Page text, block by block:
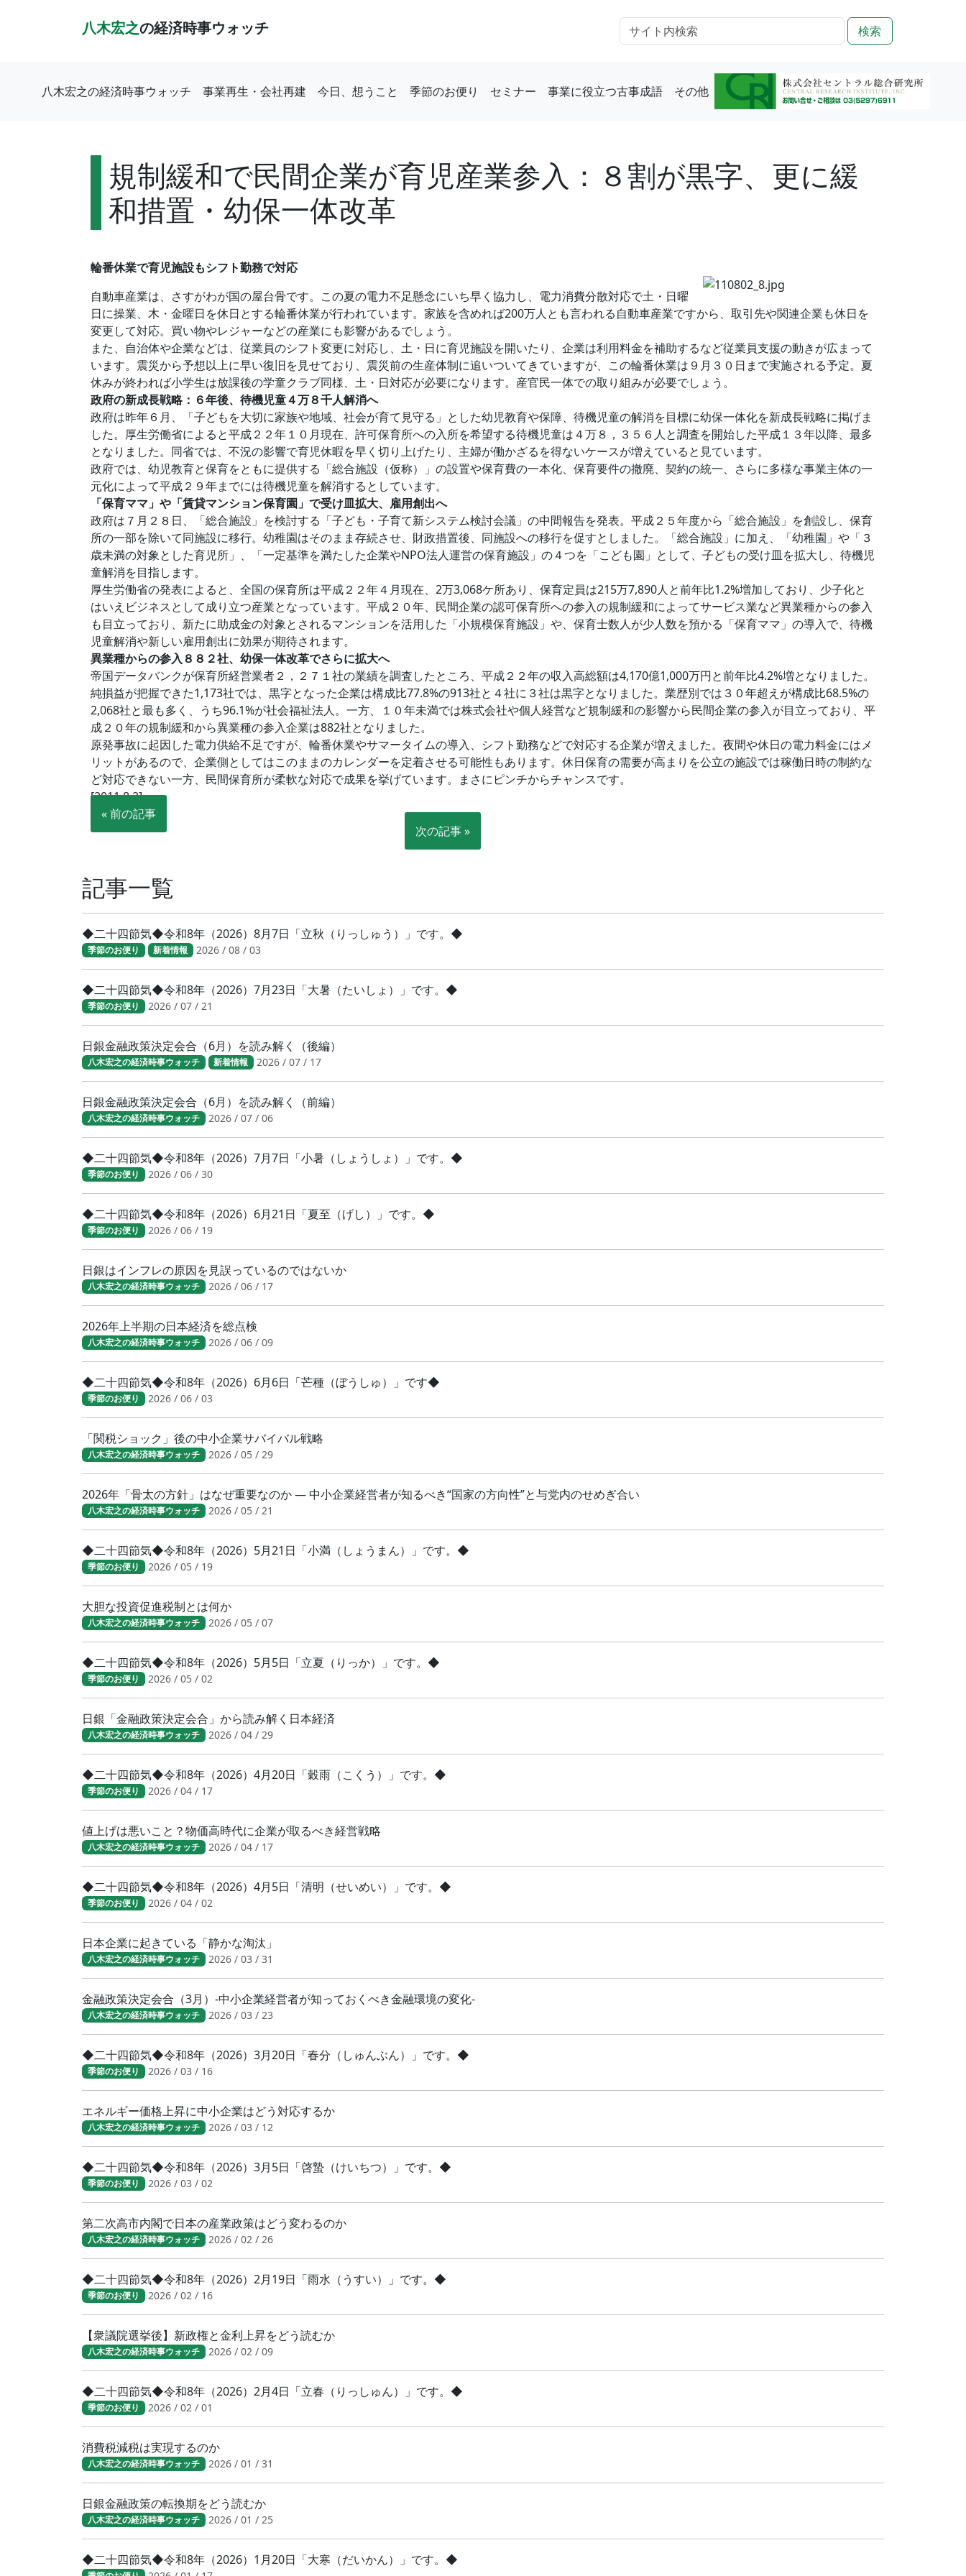
八木宏之の経済時事ウォッチ 検索
八木宏之の経済時事ウォッチ 事業再生・会社再建 今日、想うこと 季節のお便り セミナー 事業に役立つ古事成語 その他
規制緩和で民間企業が育児産業参入：８割が黒字、更に緩
和措置・幼保一体改革
輪番休業で育児施設もシフト勤務で対応
自動車産業は、さすがわが国の屋台骨です。この夏の電力不足懸念にいち早く協力し、電力消費分散対応で土・日曜
日に操業、木・金曜日を休日とする輪番休業が行われています。家族を含めれば200万人とも言われる自動車産業ですから、取引先や関連企業も休日を
変更して対応。買い物やレジャーなどの産業にも影響があるでしょう。
また、自治体や企業などは、従業員のシフト変更に対応し、土・日に育児施設を開いたり、企業は利用料金を補助するなど従業員支援の動きが広まって
います。震災から予想以上に早い復旧を見せており、震災前の生産体制に追いついてきていますが、この輪番休業は９月３０日まで実施される予定。夏
休みが終われば小学生は放課後の学童クラブ同様、土・日対応が必要になります。産官民一体での取り組みが必要でしょう。
政府の新成長戦略：６年後、待機児童４万８千人解消へ
政府は昨年６月、「子どもを大切に家族や地域、社会が育て見守る」とした幼児教育や保障、待機児童の解消を目標に幼保一体化を新成長戦略に掲げま
した。厚生労働省によると平成２２年１０月現在、許可保育所への入所を希望する待機児童は４万８，３５６人と調査を開始した平成１３年以降、最多
となりました。同省では、不況の影響で育児休暇を早く切り上げたり、主婦が働かざるを得ないケースが増えていると見ています。
政府では、幼児教育と保育をともに提供する「総合施設（仮称）」の設置や保育費の一本化、保育要件の撤廃、契約の統一、さらに多様な事業主体の一
元化によって平成２９年までには待機児童を解消するとしています。
「保育ママ」や「賃貸マンション保育園」で受け皿拡大、雇用創出へ
政府は７月２８日、「総合施設」を検討する「子ども・子育て新システム検討会議」の中間報告を発表。平成２５年度から「総合施設」を創設し、保育
所の一部を除いて同施設に移行。幼稚園はそのまま存続させ、財政措置後、同施設への移行を促すとしました。「総合施設」に加え、「幼稚園」や「３
歳未満の対象とした育児所」、「一定基準を満たした企業やNPO法人運営の保育施設」の４つを「こども園」として、子どもの受け皿を拡大し、待機児
童解消を目指します。
厚生労働省の発表によると、全国の保育所は平成２２年４月現在、2万3,068ケ所あり、保育定員は215万7,890人と前年比1.2%増加しており、少子化と
はいえビジネスとして成り立つ産業となっています。平成２０年、民間企業の認可保育所への参入の規制緩和によってサービス業など異業種からの参入
も目立っており、新たに助成金の対象とされるマンションを活用した「小規模保育施設」や、保育士数人が少人数を預かる「保育ママ」の導入で、待機
児童解消や新しい雇用創出に効果が期待されます。
異業種からの参入８８２社、幼保一体改革でさらに拡大へ
帝国データバンクが保育所経営業者２，２７１社の業績を調査したところ、平成２２年の収入高総額は4,170億1,000万円と前年比4.2%増となりました。
純損益が把握できた1,173社では、黒字となった企業は構成比77.8%の913社と４社に３社は黒字となりました。業歴別では３０年超えが構成比68.5%の
2,068社と最も多く、うち96.1%が社会福祉法人。一方、１０年未満では株式会社や個人経営など規制緩和の影響から民間企業の参入が目立っており、平
成２０年の規制緩和から異業種の参入企業は882社となりました。
原発事故に起因した電力供給不足ですが、輪番休業やサマータイムの導入、シフト勤務などで対応する企業が増えました。夜間や休日の電力料金にはメ
リットがあるので、企業側としてはこのままのカレンダーを定着させる可能性もあります。休日保育の需要が高まりを公立の施設では稼働日時の制約な
ど対応できない一方、民間保育所が柔軟な対応で成果を挙げています。まさにピンチからチャンスです。
[2011.8.2]
« 前の記事
次の記事 »
記事一覧
◆二十四節気◆令和8年（2026）8月7日「立秋（りっしゅう）」です。◆
季節のお便り 新着情報 2026 / 08 / 03
◆二十四節気◆令和8年（2026）7月23日「大暑（たいしょ）」です。◆
季節のお便り 2026 / 07 / 21
日銀金融政策決定会合（6月）を読み解く（後編）
八木宏之の経済時事ウォッチ 新着情報 2026 / 07 / 17
日銀金融政策決定会合（6月）を読み解く（前編）
八木宏之の経済時事ウォッチ 2026 / 07 / 06
◆二十四節気◆令和8年（2026）7月7日「小暑（しょうしょ）」です。◆
季節のお便り 2026 / 06 / 30
◆二十四節気◆令和8年（2026）6月21日「夏至（げし）」です。◆
季節のお便り 2026 / 06 / 19
日銀はインフレの原因を見誤っているのではないか
八木宏之の経済時事ウォッチ 2026 / 06 / 17
2026年上半期の日本経済を総点検
八木宏之の経済時事ウォッチ 2026 / 06 / 09
◆二十四節気◆令和8年（2026）6月6日「芒種（ぼうしゅ）」です◆
季節のお便り 2026 / 06 / 03
「関税ショック」後の中小企業サバイバル戦略
八木宏之の経済時事ウォッチ 2026 / 05 / 29
2026年「骨太の方針」はなぜ重要なのか ― 中小企業経営者が知るべき“国家の方向性”と与党内のせめぎ合い
八木宏之の経済時事ウォッチ 2026 / 05 / 21
◆二十四節気◆令和8年（2026）5月21日「小満（しょうまん）」です。◆
季節のお便り 2026 / 05 / 19
大胆な投資促進税制とは何か
八木宏之の経済時事ウォッチ 2026 / 05 / 07
◆二十四節気◆令和8年（2026）5月5日「立夏（りっか）」です。◆
季節のお便り 2026 / 05 / 02
日銀「金融政策決定会合」から読み解く日本経済
八木宏之の経済時事ウォッチ 2026 / 04 / 29
◆二十四節気◆令和8年（2026）4月20日「穀雨（こくう）」です。◆
季節のお便り 2026 / 04 / 17
値上げは悪いこと？物価高時代に企業が取るべき経営戦略
八木宏之の経済時事ウォッチ 2026 / 04 / 17
◆二十四節気◆令和8年（2026）4月5日「清明（せいめい）」です。◆
季節のお便り 2026 / 04 / 02
日本企業に起きている「静かな淘汰」
八木宏之の経済時事ウォッチ 2026 / 03 / 31
金融政策決定会合（3月）-中小企業経営者が知っておくべき金融環境の変化-
八木宏之の経済時事ウォッチ 2026 / 03 / 23
◆二十四節気◆令和8年（2026）3月20日「春分（しゅんぶん）」です。◆
季節のお便り 2026 / 03 / 16
エネルギー価格上昇に中小企業はどう対応するか
八木宏之の経済時事ウォッチ 2026 / 03 / 12
◆二十四節気◆令和8年（2026）3月5日「啓蟄（けいちつ）」です。◆
季節のお便り 2026 / 03 / 02
第二次高市内閣で日本の産業政策はどう変わるのか
八木宏之の経済時事ウォッチ 2026 / 02 / 26
◆二十四節気◆令和8年（2026）2月19日「雨水（うすい）」です。◆
季節のお便り 2026 / 02 / 16
【衆議院選挙後】新政権と金利上昇をどう読むか
八木宏之の経済時事ウォッチ 2026 / 02 / 09
◆二十四節気◆令和8年（2026）2月4日「立春（りっしゅん）」です。◆
季節のお便り 2026 / 02 / 01
消費税減税は実現するのか
八木宏之の経済時事ウォッチ 2026 / 01 / 31
日銀金融政策の転換期をどう読むか
八木宏之の経済時事ウォッチ 2026 / 01 / 25
◆二十四節気◆令和8年（2026）1月20日「大寒（だいかん）」です。◆